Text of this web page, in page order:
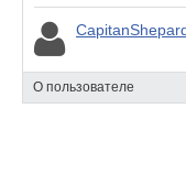
Станция также
мопами. Подходит
автоматизировать
О пользователе